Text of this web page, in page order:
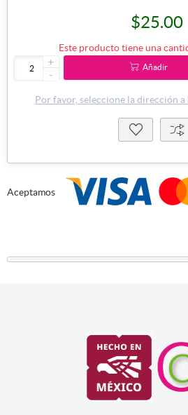
$25.00
Este producto tiene una
+
-
Añadir
Por favor, seleccione la dirección a
Aceptamos